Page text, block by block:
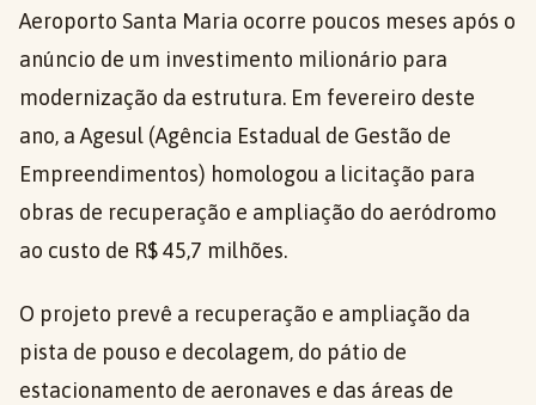
Aeroporto Santa Maria ocorre poucos meses após o
anúncio de um investimento milionário para
modernização da estrutura. Em fevereiro deste
ano, a Agesul (Agência Estadual de Gestão de
Empreendimentos) homologou a licitação para
obras de recuperação e ampliação do aeródromo
ao custo de R$ 45,7 milhões.
O projeto prevê a recuperação e ampliação da
pista de pouso e decolagem, do pátio de
estacionamento de aeronaves e das áreas de